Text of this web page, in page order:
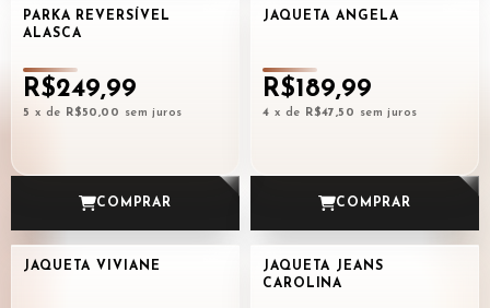
PARKA REVERSÍVEL
ALASCA
R$249,99
5 x de R$50,00 sem juros
COMPRAR
JAQUETA ANGELA
R$189,99
4 x de R$47,50 sem juros
COMPRAR
JAQUETA VIVIANE
JAQUETA JEANS
CAROLINA